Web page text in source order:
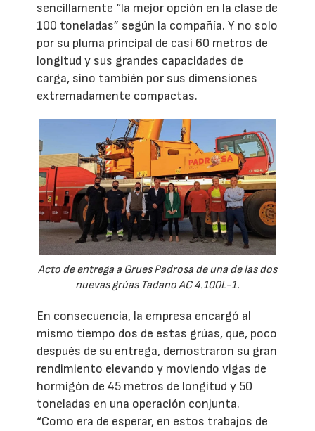
sencillamente “la mejor opción en la clase de
100 toneladas” según la compañía. Y no solo
por su pluma principal de casi 60 metros de
longitud y sus grandes capacidades de
carga, sino también por sus dimensiones
extremadamente compactas.
Acto de entrega a Grues Padrosa de una de las dos
nuevas grúas Tadano AC 4.100L-1.
En consecuencia, la empresa encargó al
mismo tiempo dos de estas grúas, que, poco
después de su entrega, demostraron su gran
rendimiento elevando y moviendo vigas de
hormigón de 45 metros de longitud y 50
toneladas en una operación conjunta.
“Como era de esperar, en estos trabajos de